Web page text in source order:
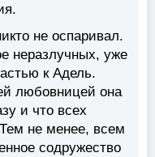
не оспаривал.
неразлучных, уже
к Адель.
любовницей она
и что всех
не менее, всем
содружество